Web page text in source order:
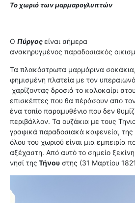
Το χωριό των μαρμαρογλυπτών
Ο Πύργοςείναι σήμερα
ανακηρυγμένος παραδοσιακός
Τα πλακόστρωτα μαρμάρινα
φημισμένη πλατεία με τον
χαρίζοντας δροσιά το καλοκαίρι
επισκέπτες που θα πέράσουν απο
ένα τοπίο παραμυθένιο που δεν
περιβάλλον. Τα ουζάκια με τους
γραφικά παραδοσιακά καφενεία, της
όλου του χωριού είναι μια εμπειρία
αξέχαστη. Από αυτό το σημείο
νησί της Τήνου στης (31 Μαρτίου